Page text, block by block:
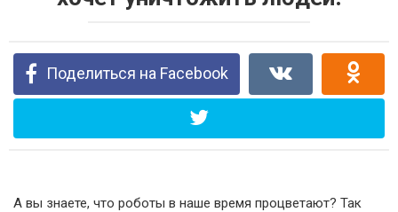
Поделиться на Facebook
А вы знаете, что роботы в наше время процветают? Так